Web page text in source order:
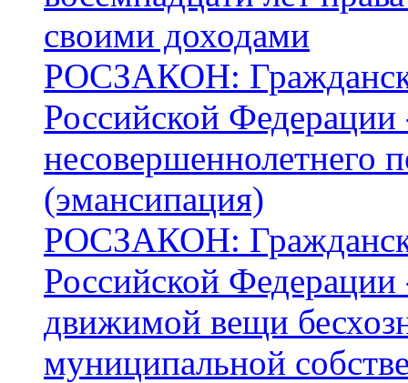
своими доходами
РОСЗАКОН:
Российской
несовершеннолетнего
(эмансипация)
РОСЗАКОН:
Российской
движимой вещи
муниципальной